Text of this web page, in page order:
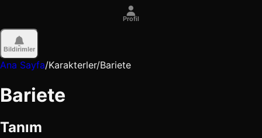
Profil
Bildirimler
Ana Sayfa/Karakterler/Bariete
Bariete
Tanım